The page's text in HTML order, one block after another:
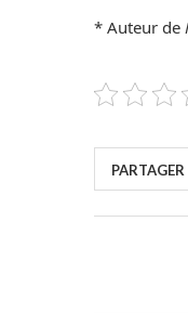
* Auteur de
PARTAGER